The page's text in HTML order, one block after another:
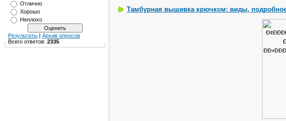
Отлично
Хорошо
Неплохо
Результаты | Архив опросов
Всего ответов: 2335
Тамбурная вышивка крючком: виды,